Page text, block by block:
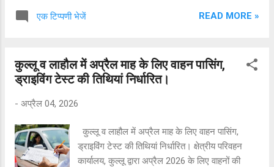
फिडर, 11 के०वी० नगवाई फिडर 11 के०वी० पनारसा
मशोरा, फर्श, टकोली, पनारसा, नाउ-पनाऊ, सुरथ राहड़ी,
दलासणी, सचाणी, हुरला, थरास, मथोगी, पचेऊ एवं आस-
एक टिप्पणी भेजें READ MORE »
कुल्लू व लाहौल में अप्रैल माह के लिए वाहन पासिंग,
ड्राइविंग टेस्ट की तिथियां निर्धारित।
- अप्रैल 04, 2026
कुल्लू व लाहौल में अप्रैल माह के लिए वाहन पासिंग,
ड्राइविंग टेस्ट की तिथियां निर्धारित। क्षेत्रीय परिवहन
कार्यालय, कुल्लू द्वारा अप्रैल 2026 के लिए वाहनों की